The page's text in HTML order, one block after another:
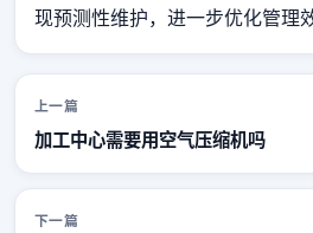
现预测性维护，进一步优化管理
上一篇
加工中心需要用空气压缩机吗
下一篇